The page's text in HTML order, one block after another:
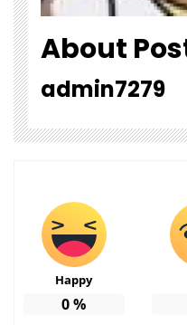
About
admin7279
Happy
0%